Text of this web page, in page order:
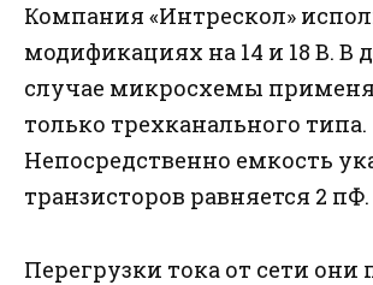
Компания «Интрескол»
модификациях на 14 и 18 В. В
случае микросхемы
только трехканального типа.
Непосредственно емкость
транзисторов равняется 2 пФ.
Перегрузки тока от сети они